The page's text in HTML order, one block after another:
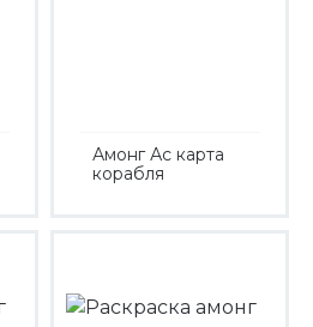
Амонг Ас карта
корабля